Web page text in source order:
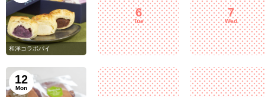
和洋コラボパイ
6
Tue
7
Wed
12
Mon